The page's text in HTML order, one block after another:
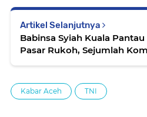
Artikel Selanjutnya
Babinsa Syiah Kuala
Pasar Rukoh, Sejumlah
Kabar Aceh TNI